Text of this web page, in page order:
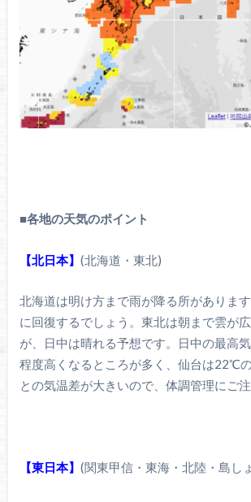
■各地の天気のポイント
【北日本】 (北海道・東北)
北海道は明け方まで雨が降る所がありま
に回復するでしょう。東北は朝まで雲が
が、日中は晴れる予想です。日中の最高
程度高くなるところが多く、仙台は22℃
との気温差が大きいので、体調管理にご注
【東日本】 (関東甲信・東海・北陸・島し